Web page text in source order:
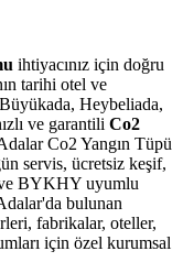
ihtiyacınız için doğru
tarihi otel ve
Heybeliada,
ve garantili Co2
Co2 Yangın Tüpü
servis, ücretsiz keşif,
BYKHY uyumlu
bulunan
fabrikalar, oteller,
için özel kurumsal